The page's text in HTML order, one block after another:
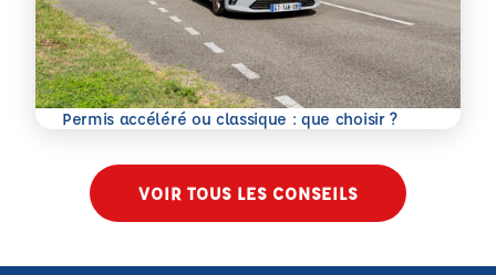
Permis accéléré ou classique : que choisir ?
En savoir plus
VOIR TOUS LES CONSEILS